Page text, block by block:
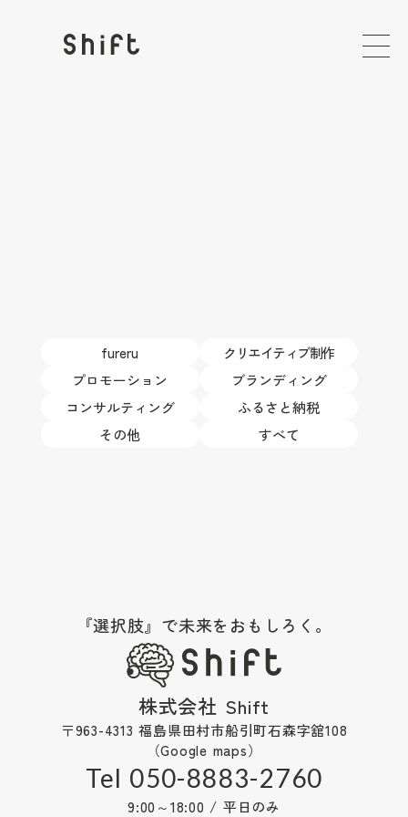
fureru
クリエイティブ制作
プロモーション
ブランディング
コンサルティング
ふるさと納税
その他
すべて
『選択肢』で未来をおもしろく。
株式会社 Shift
〒963-4313 福島県田村市船引町石森字舘108
（Google maps）
Tel 050-8883-2760
9:00～18:00 / 平日のみ